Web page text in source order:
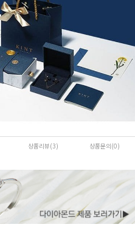
상품리뷰(3) 상품문의(0)